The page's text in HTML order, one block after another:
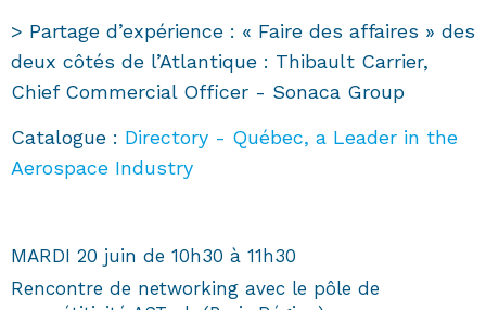
> Partage d’expérience : « Faire des affaires » des
deux côtés de l’Atlantique : Thibault Carrier,
Chief Commercial Officer - Sonaca Group
Catalogue : Directory - Québec, a Leader in the
Aerospace Industry
MARDI 20 juin de 10h30 à 11h30
Rencontre de networking avec le pôle de